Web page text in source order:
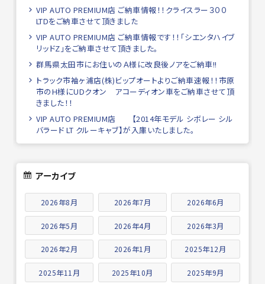
VIP AUTO PREMIUM店 ご納車情報！！クライスラー３００
LTDをご納車させて頂きました
VIP AUTO PREMIUM店 ご納車情報です！！「シエンタハイブ
リッドZ」をご納車させて頂きました。
群馬県太田市にお住いのＡ様に改良後ノアをご納車!!
トラック市袖ヶ浦店(株)ビップオートよりご納車速報！！市原
市のH様にUDクオン アコーディオン車をご納車させて頂
きました！！
VIP AUTO PREMIUM店 【2014年モデル シボレー シル
バラード LT クルーキャブ】が入庫いたしました。
アーカイブ
2026年8月 2026年7月 2026年6月
2026年5月 2026年4月 2026年3月
2026年2月 2026年1月 2025年12月
2025年11月 2025年10月 2025年9月